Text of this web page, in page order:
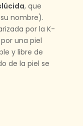
, que
nombre).
por la K-
una piel
y libre de
de la piel se